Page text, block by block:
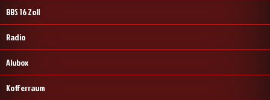
BBS 16 Zoll
Radio
Alubox
Kofferraum